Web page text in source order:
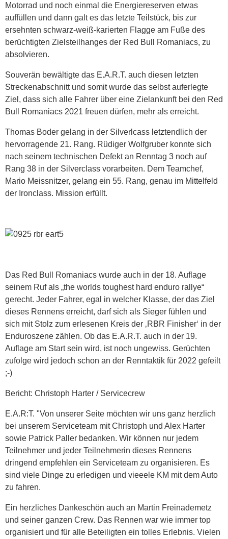
Motorrad und noch einmal die Energiereserven etwas
auffüllen und dann galt es das letzte Teilstück, bis zur
ersehnten schwarz-weiß-karierten Flagge am Fuße des
berüchtigten Zielsteilhanges der Red Bull Romaniacs, zu
absolvieren.
Souverän bewältigte das E.A.R.T. auch diesen letzten
Streckenabschnitt und somit wurde das selbst auferlegte
Ziel, dass sich alle Fahrer über eine Zielankunft bei den Red
Bull Romaniacs 2021 freuen dürfen, mehr als erreicht.
Thomas Boder gelang in der Silverlcass letztendlich der
hervorragende 21. Rang. Rüdiger Wolfgruber konnte sich
nach seinem technischen Defekt an Renntag 3 noch auf
Rang 38 in der Silverclass vorarbeiten. Dem Teamchef,
Mario Meissnitzer, gelang ein 55. Rang, genau im Mittelfeld
der Ironclass. Mission erfüllt.
Das Red Bull Romaniacs wurde auch in der 18. Auflage
seinem Ruf als „the worlds toughest hard enduro rallye“
gerecht. Jeder Fahrer, egal in welcher Klasse, der das Ziel
dieses Rennens erreicht, darf sich als Sieger fühlen und
sich mit Stolz zum erlesenen Kreis der ‚RBR Finisher‘ in der
Enduroszene zählen. Ob das E.A.R.T. auch in der 19.
Auflage am Start sein wird, ist noch ungewiss. Gerüchten
zufolge wird jedoch schon an der Renntaktik für 2022 gefeilt
;-)
Bericht: Christoph Harter / Servicecrew
E.A.R:T. "Von unserer Seite möchten wir uns ganz herzlich
bei unserem Serviceteam mit Christoph und Alex Harter
sowie Patrick Paller bedanken. Wir können nur jedem
Teilnehmer und jeder Teilnehmerin dieses Rennens
dringend empfehlen ein Serviceteam zu organisieren. Es
sind viele Dinge zu erledigen und vieeele KM mit dem Auto
zu fahren.
Ein herzliches Dankeschön auch an Martin Freinademetz
und seiner ganzen Crew. Das Rennen war wie immer top
organisiert und für alle Beteiligten ein tolles Erlebnis. Vielen